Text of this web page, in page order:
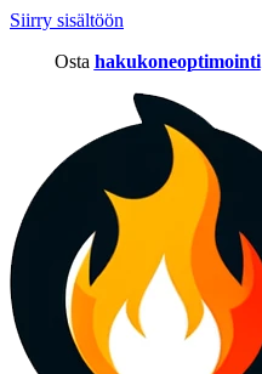
Siirry sisältöön
Osta hakukoneoptimointi